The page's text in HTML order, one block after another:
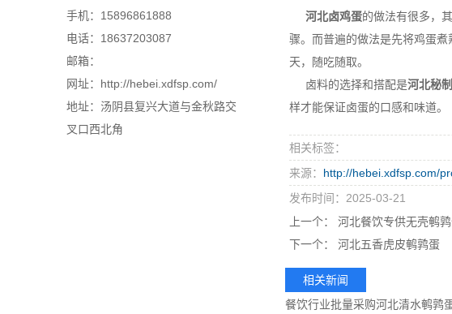
手机：15896861888
电话：18637203087
邮箱：
网址：http://hebei.xdfsp.com/
地址：汤阴县复兴大道与金秋路交
叉口西北角
河北卤鸡蛋的做法有很多，
骤。而普遍的做法是先将鸡蛋
天，随吃随取。
卤料的选择和搭配是河北秘
样才能保证卤蛋的口感和味道。
相关标签：
来源： http://hebei.xdfsp.com/
发布时间：2025-03-21
上一个：
河北餐饮专供无壳鹌
下一个：
河北五香虎皮鹌鹑蛋
相关新闻
餐饮行业批量采购河北清水鹌鹑